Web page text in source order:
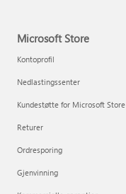
Microsoft Store
Kontoprofil
Nedlastingssenter
Kundestøtte for Microsoft Store
Returer
Ordresporing
Gjenvinning